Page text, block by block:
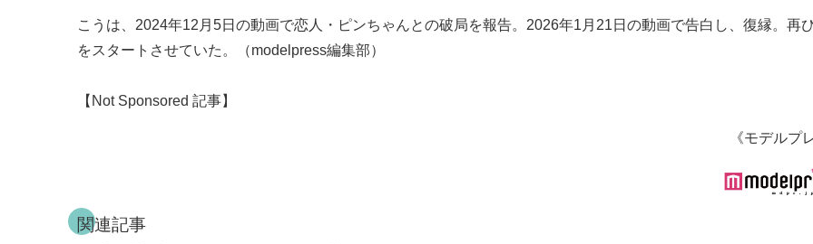
こうは、2024年12月5日の動画で恋人・ピンちゃんとの破局を報告。2026年1月21日の動画で告白し、復縁。再
をスタートさせていた。（modelpress編集部）
【Not Sponsored 記事】
《モデルプ
関連記事